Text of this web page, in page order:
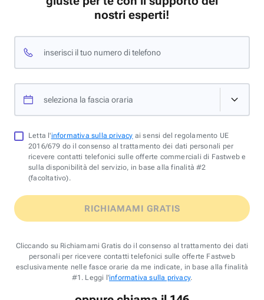
nostri esperti!
inserisci il tuo numero di telefono
seleziona la fascia oraria
Letta l'informativa sulla privacy ai sensi del regolamento UE
2016/679 do il consenso al trattamento dei dati personali per
ricevere contatti telefonici sulle offerte commerciali di Fastweb e
sulla disponibilità del servizio, in base alla finalità #2
(facoltativo).
RICHIAMAMI GRATIS
Cliccando su Richiamami Gratis do il consenso al trattamento dei dati
personali per ricevere contatti telefonici sulle offerte Fastweb
esclusivamente nelle fasce orarie da me indicate, in base alla finalità
#1. Leggi l'informativa sulla privacy.